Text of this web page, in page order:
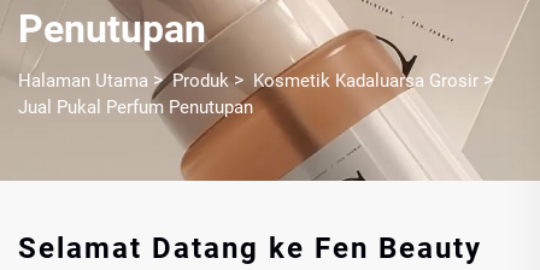
Penutupan
Halaman Utama >Produk > Kosmetik Kadaluarsa Grosir >
Jual Pukal Perfum Penutupan
Selamat Datang ke Fen Beauty